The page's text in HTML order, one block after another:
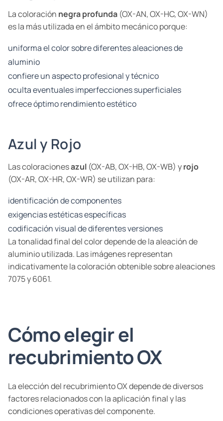
La coloración negra profunda (OX-AN, OX-HC, OX-WN)
es la más utilizada en el ámbito mecánico porque:
uniforma el color sobre diferentes aleaciones de
aluminio
confiere un aspecto profesional y técnico
oculta eventuales imperfecciones superficiales
ofrece óptimo rendimiento estético
Azul y Rojo
Las coloracionesazul (OX-AB, OX-HB, OX-WB) yrojo
(OX-AR, OX-HR, OX-WR) se utilizan para:
identificación de componentes
exigencias estéticas específicas
codificación visual de diferentes versiones
La tonalidad final del color depende de la aleación de
aluminio utilizada. Las imágenes representan
indicativamente la coloración obtenible sobre aleaciones
7075 y 6061.
Cómo elegir el
recubrimiento OX
La elección del recubrimiento OX depende de diversos
factores relacionados con la aplicación final y las
condiciones operativas del componente.